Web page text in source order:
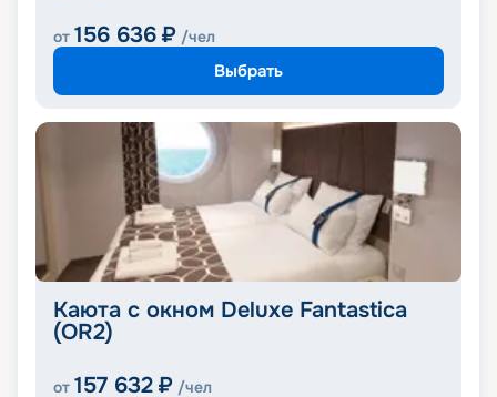
от 156 636 ₽ /чел
Выбрать
Каюта с окном Deluxe Fantastica
(OR2)
от 157 632 ₽ /чел